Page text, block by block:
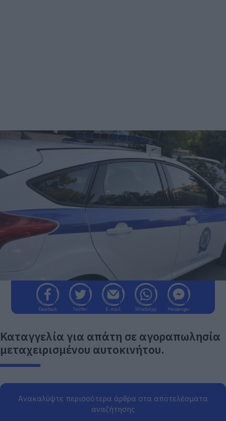
Facebook Twitter E-mail WhatsApp Messenger
Καταγγελία για απάτη σε αγοραπωλησία
μεταχειρισμένου αυτοκινήτου.
Ανακαλύψτε περισσότερα άρθρα στα αποτελέσματα
αναζήτησης